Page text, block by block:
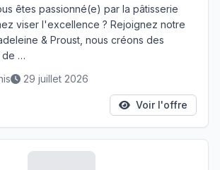
êtes passionné(e) par la pâtisserie
viser l'excellence ? Rejoignez notre
& Proust, nous créons des
de …
29 juillet 2026
Voir l'offre